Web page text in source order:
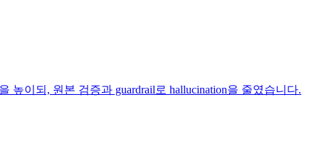
이되, 원본 검증과 guardrail로 hallucination을 줄였습니다.